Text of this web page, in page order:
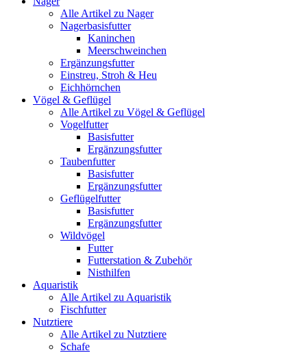
Alle Artikel zu Nager
Nagerbasisfutter
Kaninchen
Meerschweinchen
Ergänzungsfutter
Einstreu, Stroh & Heu
Eichhörnchen
Vögel & Geflügel
Alle Artikel zu Vögel & Geflügel
Vogelfutter
Basisfutter
Ergänzungsfutter
Taubenfutter
Basisfutter
Ergänzungsfutter
Geflügelfutter
Basisfutter
Ergänzungsfutter
Wildvögel
Futter
Futterstation & Zubehör
Nisthilfen
Aquaristik
Alle Artikel zu Aquaristik
Fischfutter
Nutztiere
Alle Artikel zu Nutztiere
Schafe